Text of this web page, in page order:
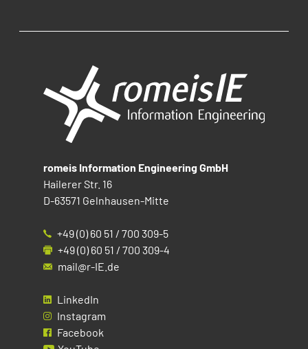
romeis Information Engineering GmbH
Hailerer Str. 16
D-63571 Gelnhausen-Mitte
+49 (0) 60 51 / 700 309-5
+49 (0) 60 51 / 700 309-4
mail@r-IE.de
LinkedIn
Instagram
Facebook